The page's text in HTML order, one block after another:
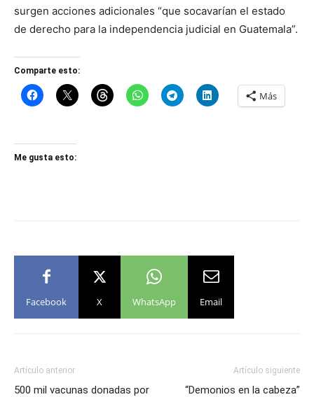
surgen acciones adicionales “que socavarían el estado
de derecho para la independencia judicial en Guatemala”.
Comparte esto:
Más
Me gusta esto:
Facebook X WhatsApp Email
Artículo anterior
500 mil vacunas donadas por
Artículo siguiente
“Demonios en la cabeza”